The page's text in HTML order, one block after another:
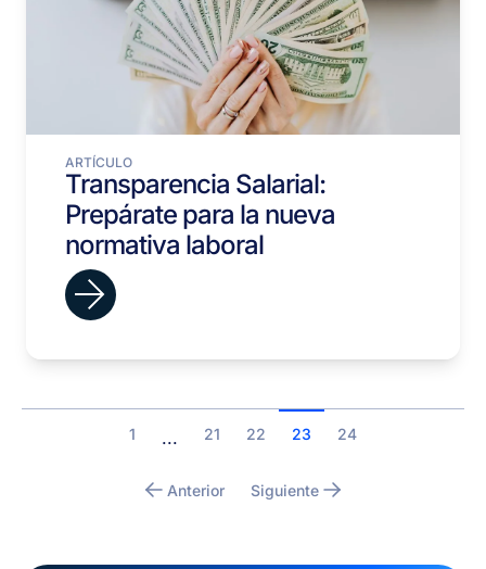
ARTÍCULO
Transparencia Salarial:
Prepárate para la nueva
normativa laboral
Anterior
1 ... 21 22 23 24
Siguiente